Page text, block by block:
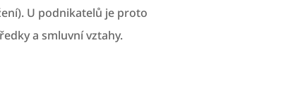
U podnikatelů je proto
a smluvní vztahy.